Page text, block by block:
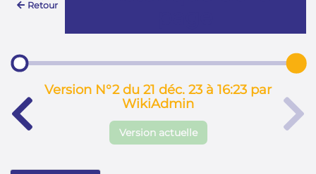
Retour
Version N°2 du 21 déc. 23 à 16:23 par
WikiAdmin
Version actuelle